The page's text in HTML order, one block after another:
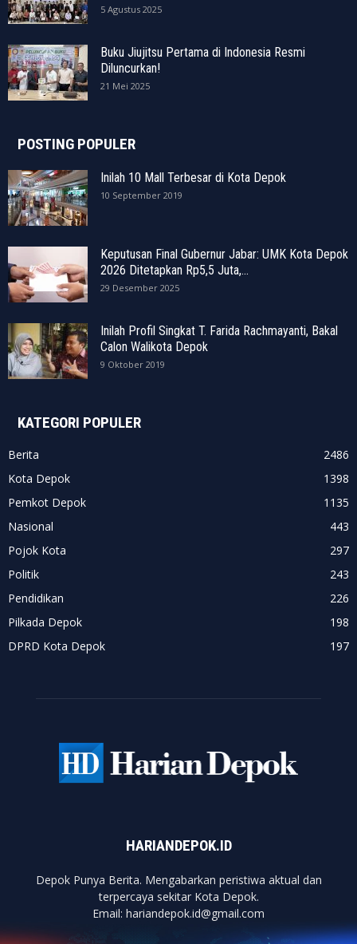
5 Agustus 2025
Buku Jiujitsu Pertama di Indonesia Resmi
Diluncurkan!
21 Mei 2025
POSTING POPULER
Inilah 10 Mall Terbesar di Kota Depok
10 September 2019
Keputusan Final Gubernur Jabar: UMK Kota Depok
2026 Ditetapkan Rp5,5 Juta,...
29 Desember 2025
Inilah Profil Singkat T. Farida Rachmayanti, Bakal
Calon Walikota Depok
9 Oktober 2019
KATEGORI POPULER
Berita
2486
Kota Depok
1398
Pemkot Depok
1135
Nasional
443
Pojok Kota
297
Politik
243
Pendidikan
226
Pilkada Depok
198
DPRD Kota Depok
197
HARIANDEPOK.ID
Depok Punya Berita. Mengabarkan peristiwa aktual dan
terpercaya sekitar Kota Depok.
Email: hariandepok.id@gmail.com